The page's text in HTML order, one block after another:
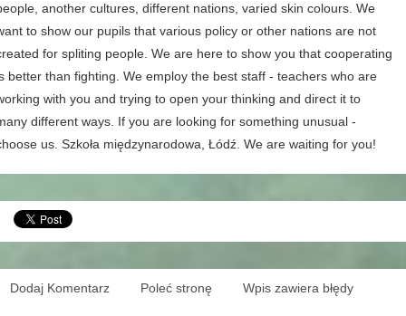
another cultures, different nations, varied skin colours. We
to show our pupils that various policy or other nations are not
for spliting people. We are here to show you that cooperating
better than fighting. We employ the best staff - teachers who are
with you and trying to open your thinking and direct it to
different ways. If you are looking for something unusual -
us. Szkoła międzynarodowa, Łódź. We are waiting for you!
Dodaj Komentarz Poleć stronę Wpis zawiera błędy